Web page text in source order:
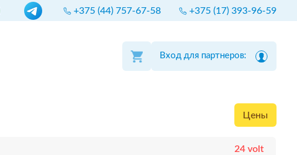
+375 (44) 757-67-58 +375 (17) 393-96-59
Вход для партнеров:
Цены
24 volt